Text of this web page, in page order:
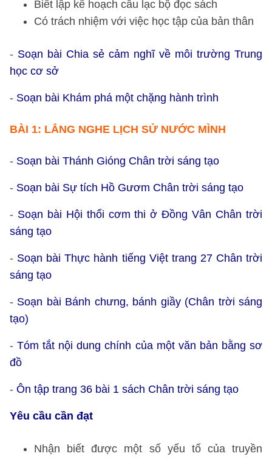
Biết lập kế hoạch câu lạc bộ đọc sách
Có trách nhiệm với việc học tập của bản thân
- Soạn bài Chia sẻ cảm nghĩ về môi trường Trung
học cơ sở
- Soạn bài Khám phá một chặng hành trình
BÀI 1: LẮNG NGHE LỊCH SỬ NƯỚC MÌNH
- Soạn bài Thánh Gióng Chân trời sáng tạo
- Soạn bài Sự tích Hồ Gươm Chân trời sáng tạo
- Soạn bài Hội thổi cơm thi ở Đồng Vân Chân trời
sáng tạo
- Soạn bài Thực hành tiếng Việt trang 27 Chân trời
sáng tạo
- Soạn bài Bánh chưng, bánh giầy (Chân trời sáng
tạo)
-Tóm tắt nội dung chính của một văn bản bằng sơ
đồ
- Ôn tập trang 36 bài 1 sách Chân trời sáng tạo
Yêu cầu cần đạt
Nhận biết được một số yếu tố của truyền